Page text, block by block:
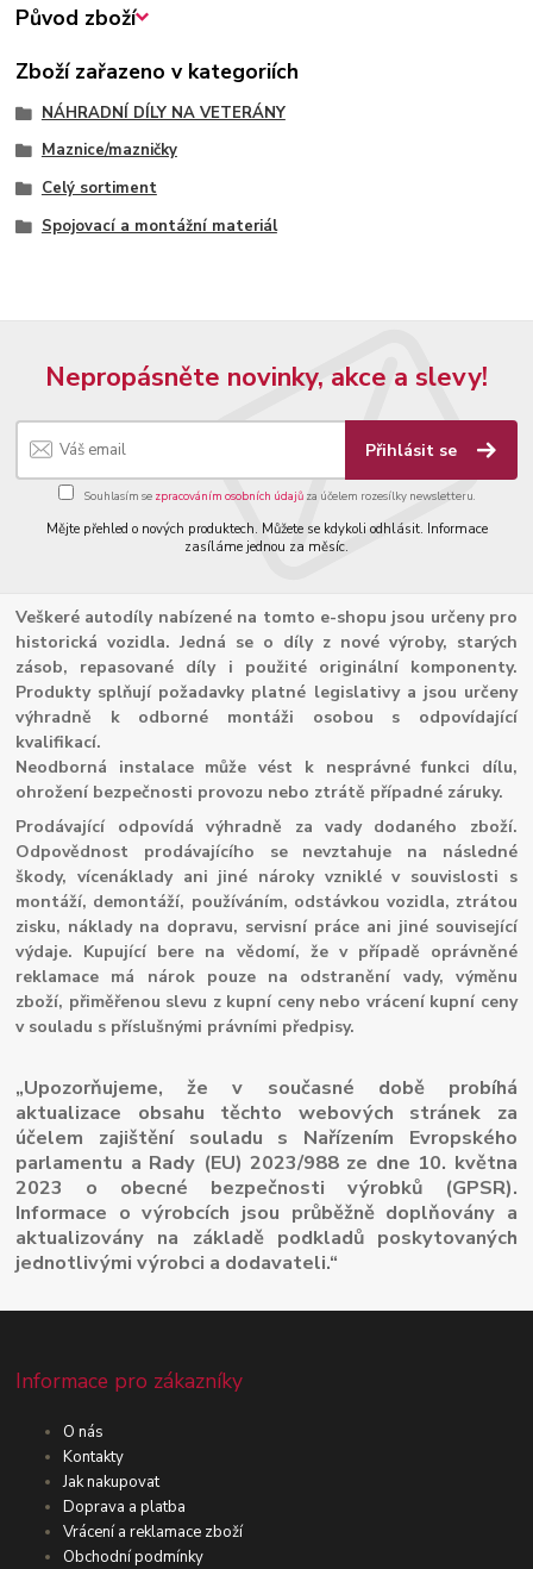
Původ zboží
Zboží zařazeno v kategoriích
NÁHRADNÍ DÍLY NA VETERÁNY
Maznice/mazničky
Celý sortiment
Spojovací a montážní materiál
Nepropásněte novinky, akce a slevy!
Přihlásit se
Souhlasím se zpracováním osobních údajůza účelem rozesílky newsletteru.
Mějte přehled o nových produktech. Můžete se kdykoli odhlásit. Informace
zasíláme jednou za měsíc.
Veškeré autodíly nabízené na tomto e-shopu jsou určeny pro
historická vozidla. Jedná se o díly z nové výroby, starých
zásob, repasované díly i použité originální komponenty.
Produkty splňují požadavky platné legislativy a jsou určeny
výhradně k odborné montáži osobou s odpovídající
kvalifikací.
Neodborná instalace může vést k nesprávné funkci dílu,
ohrožení bezpečnosti provozu nebo ztrátě případné záruky.
Prodávající odpovídá výhradně za vady dodaného zboží.
Odpovědnost prodávajícího se nevztahuje na následné
škody, vícenáklady ani jiné nároky vzniklé v souvislosti s
montáží, demontáží, používáním, odstávkou vozidla, ztrátou
zisku, náklady na dopravu, servisní práce ani jiné související
výdaje. Kupující bere na vědomí, že v případě oprávněné
reklamace má nárok pouze na odstranění vady, výměnu
zboží, přiměřenou slevu z kupní ceny nebo vrácení kupní ceny
v souladu s příslušnými právními předpisy.
„Upozorňujeme, že v současné době probíhá
aktualizace obsahu těchto webových stránek za
účelem zajištění souladu s Nařízením Evropského
parlamentu a Rady (EU) 2023/988 ze dne 10. května
2023 o obecné bezpečnosti výrobků (GPSR).
Informace o výrobcích jsou průběžně doplňovány a
aktualizovány na základě podkladů poskytovaných
jednotlivými výrobci a dodavateli.“
Informace pro zákazníky
O nás
Kontakty
Jak nakupovat
Doprava a platba
Vrácení a reklamace zboží
Obchodní podmínky